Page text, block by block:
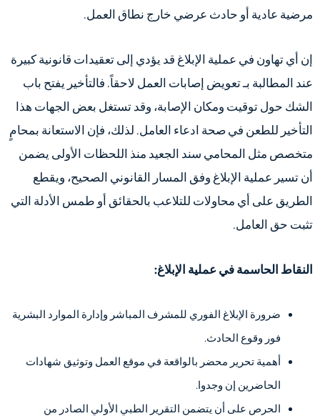
مرضية عادية أو حادث عرضي خارج نطاق العمل.
إن أي تهاون في عملية الإبلاغ قد يؤدي إلى تعقيدات قانونية كبيرة
عند المطالبة بـ تعويض إصابات العمل لاحقاً. فالتأخير يفتح باب
الشك حول توقيت ومكان الإصابة، وقد تستغل بعض الجهات هذا
التأخير للطعن في صحة ادعاء العامل. لذلك، فإن الاستعانة بمحامٍ
متخصص مثل المحامي سند الجعيد منذ اللحظات الأولى يضمن
أن تسير عملية الإبلاغ وفق المسار القانوني الصحيح، ويقطع
الطريق على أي محاولات للتلاعب بالحقائق أو طمس الأدلة التي
تثبت حق العامل.
النقاط الحاسمة في عملية الإبلاغ:
ضرورة الإبلاغ الفوري للمشرف المباشر وإدارة الموارد البشرية
فور وقوع الحادث.
أهمية تحرير محضر بالواقعة في موقع العمل وتوثيق شهادات
الحاضرين إن وجدوا.
الحرص على أن يتضمن التقرير الطبي الأولي الصادر من